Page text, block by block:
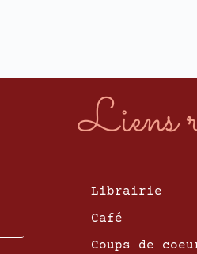
Liens
Librairie
Café
Coups de